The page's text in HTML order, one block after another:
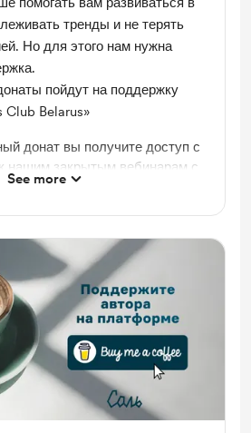
тренды и не терять
Но для этого нам нужна
пойдут на поддержку
Club Belarus»
донат вы получите доступ с
нашим закрытым вебинарам с
медиасферы
See more